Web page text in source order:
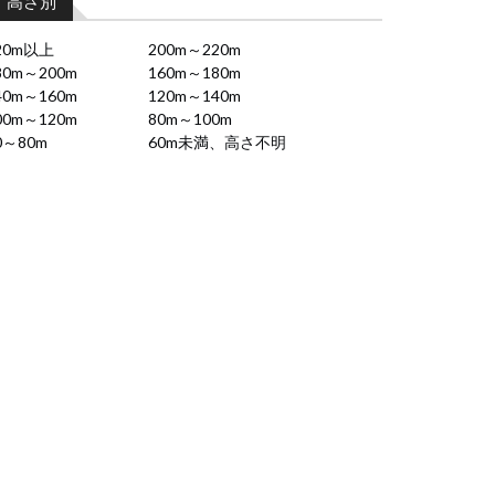
以上
200m～220m
～200m
160m～180m
～160m
120m～140m
～120m
80m～100m
80m
60m未満、高さ不明